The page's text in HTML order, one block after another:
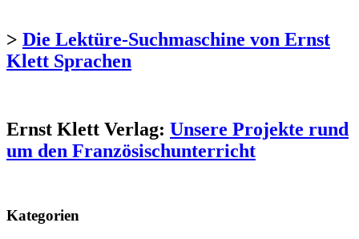
> Die Lektüre-Suchmaschine von Ernst
Klett Sprachen
Ernst Klett Verlag: Unsere Projekte rund
um den Französischunterricht
Kategorien